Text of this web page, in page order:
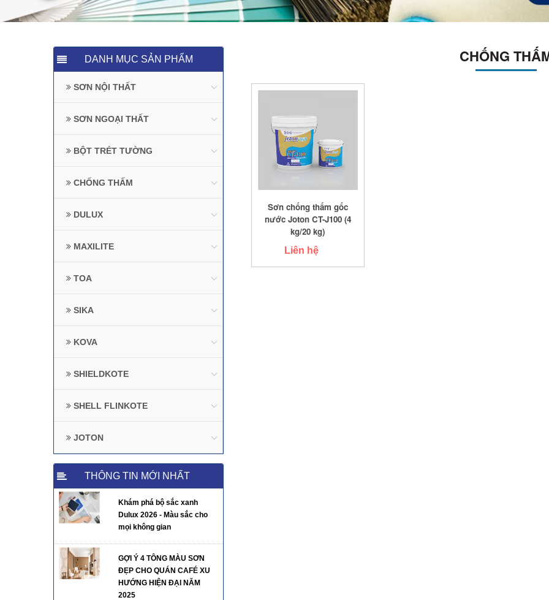
DANH MỤC SẢN PHẨM
SƠN NỘI THẤT
SƠN NGOẠI THẤT
BỘT TRÉT TƯỜNG
CHỐNG THẤM
DULUX
MAXILITE
TOA
SIKA
KOVA
SHIELDKOTE
SHELL FLINKOTE
JOTON
THÔNG TIN MỚI NHẤT
Khám phá bộ sắc xanh
Dulux 2026 - Màu sắc cho
mọi không gian
GỢI Ý 4 TÔNG MÀU SƠN
ĐẸP CHO QUÁN CAFÉ XU
HƯỚNG HIỆN ĐẠI NĂM
2025
CHỐNG
Sơn chống thấm gốc
nước Joton CT-J100 (4
kg/20 kg)
Liên hệ